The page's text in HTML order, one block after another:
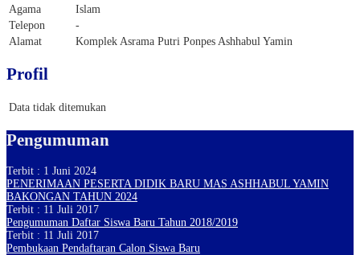
Agama
Islam
Telepon
-
Alamat
Komplek Asrama Putri Ponpes Ashhabul Yamin
Profil
Data tidak ditemukan
Pengumuman
Terbit : 1 Juni 2024
PENERIMAAN PESERTA DIDIK BARU MAS ASHHABUL YAMIN
BAKONGAN TAHUN 2024
Terbit : 11 Juli 2017
Pengumuman Daftar Siswa Baru Tahun 2018/2019
Terbit : 11 Juli 2017
Pembukaan Pendaftaran Calon Siswa Baru